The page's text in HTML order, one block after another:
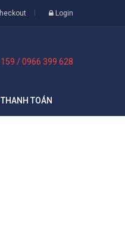
Login
/ 0966 399 628
TOÁN